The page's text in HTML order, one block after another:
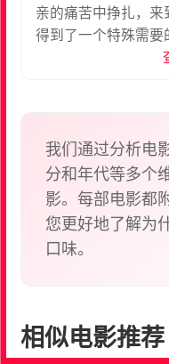
亲的痛苦中挣扎，
得到了一个特殊需要
赋，通过他坚不可
我们通过分析电
分和年代等多个
影。每部电影都
您更好地了解为
口味。
相似电影推荐